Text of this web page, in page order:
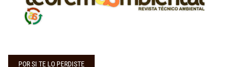
POR SI TE LO PERDISTE